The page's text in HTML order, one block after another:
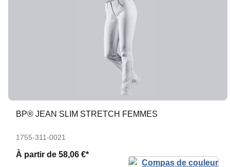
BP® JEAN SLIM STRETCH FEMMES
1755-311-0021
À partir de 58,06 €*